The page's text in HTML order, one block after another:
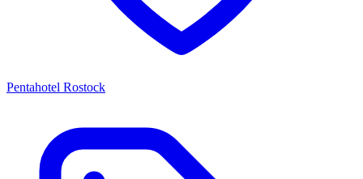
Pentahotel Rostock